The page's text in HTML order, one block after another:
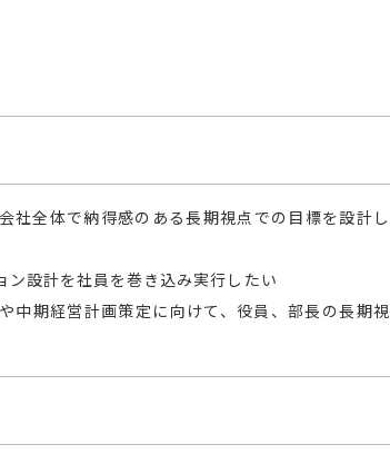
社全体で納得感のある長期視点での目標を設計し
ン設計を社員を巻き込み実行したい
中期経営計画策定に向けて、役員、部長の長期視